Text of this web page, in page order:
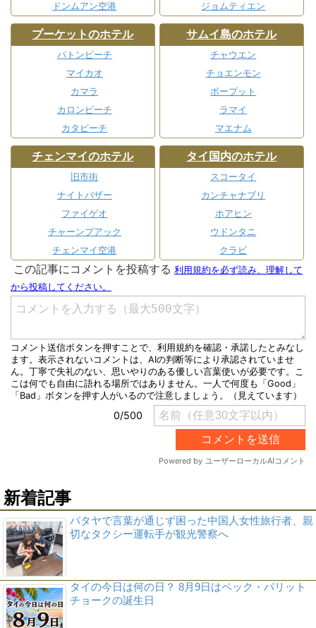
ドンムアン空港
ジョムティエン
プーケットのホテル
パトンビーチ
マイカオ
カマラ
カロンビーチ
カタビーチ
サムイ島のホテル
チャウエン
チョエンモン
ボープット
ラマイ
マエナム
チェンマイのホテル
旧市街
ナイトバザー
ファイゲオ
チャーンプアック
チェンマイ空港
タイ国内のホテル
スコータイ
カンチャナブリ
ホアヒン
ウドンタニ
クラビ
新着記事
パタヤで言葉が通じず困った中国人女性旅行者、親
切なタクシー運転手が観光警察へ
タイの今日は何の日？ 8月9日はペック・パリット
チョークの誕生日